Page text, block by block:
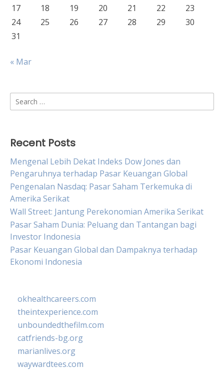
17
18 19 20 21 22
23
24
25 26 27 28 29
30
31
« Mar
Search
for:
Recent Posts
Mengenal Lebih Dekat Indeks Dow Jones dan
Pengaruhnya terhadap Pasar Keuangan Global
Pengenalan Nasdaq: Pasar Saham Terkemuka di
Amerika Serikat
Wall Street: Jantung Perekonomian Amerika Serikat
Pasar Saham Dunia: Peluang dan Tantangan bagi
Investor Indonesia
Pasar Keuangan Global dan Dampaknya terhadap
Ekonomi Indonesia
okhealthcareers.com
theintexperience.com
unboundedthefilm.com
catfriends-bg.org
marianlives.org
waywardtees.com